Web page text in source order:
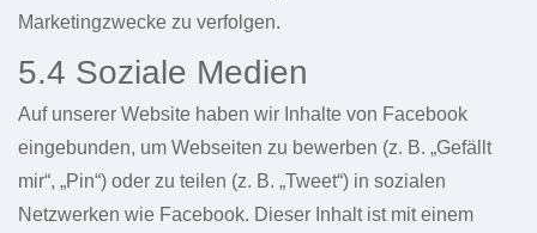
Marketingzwecke zu verfolgen.
5.4 Soziale Medien
Auf unserer Website haben wir Inhalte von Facebook
eingebunden, um Webseiten zu bewerben (z. B. „Gefällt
mir“, „Pin“) oder zu teilen (z. B. „Tweet“) in sozialen
Netzwerken wie Facebook. Dieser Inhalt ist mit einem